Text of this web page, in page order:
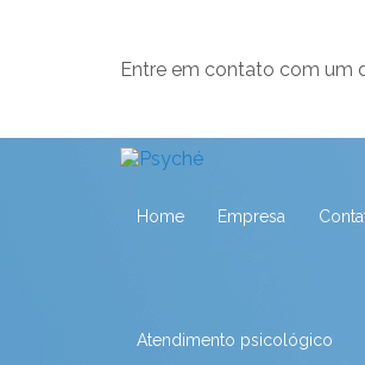
Entre em contato com um
Home Empresa
Atendimento psicológico